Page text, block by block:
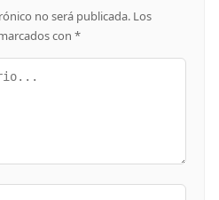
no será publicada. Los
con *